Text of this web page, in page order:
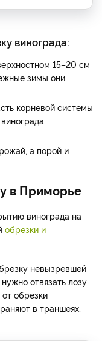
винограда:
15–20 см
зимы они
корневой системы
а порой и
в Приморье
винограда на
обрезки и
невызревшей
отвязать лозу
обрезки
в траншеях,